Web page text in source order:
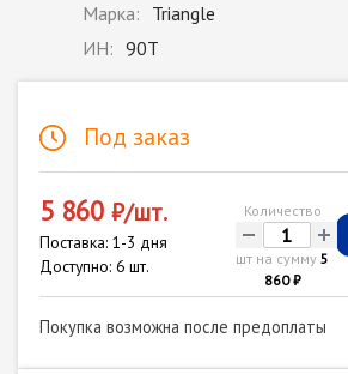
Марка: Triangle
ИН: 90T
Под заказ
5 860 ₽/шт.
Поставка: 1-3 дня
Доступно: 6 шт.
Количество
- +
шт на сумму5
860 ₽
Покупка возможна после предоплаты